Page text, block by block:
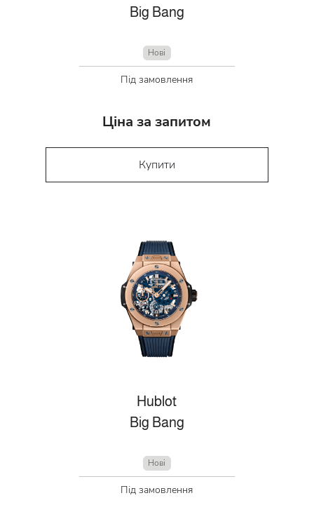
Big Bang
Нові
Під замовлення
Ціна за запитом
Купити
Hublot
Big Bang
Нові
Під замовлення